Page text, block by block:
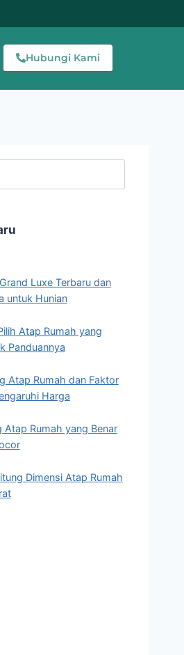
Hubungi Kami
Luxe Terbaru dan
untuk Hunian
Atap Rumah yang
Panduannya
Atap Rumah dan Faktor
Harga
Atap Rumah yang Benar
Dimensi Atap Rumah